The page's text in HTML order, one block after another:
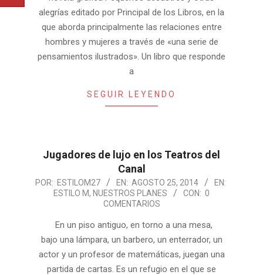
alegrías editado por Principal de los Libros, en la
que aborda principalmente las relaciones entre
hombres y mujeres a través de «una serie de
pensamientos ilustrados». Un libro que responde
a
SEGUIR LEYENDO
Jugadores de lujo en los Teatros del
Canal
2014-
POR: ESTILOM27 EN: AGOSTO 25, 2014
EN:
ESTILO M, NUESTROS PLANES CON: 0
COMENTARIOS
En un piso antiguo, en torno a una mesa,
bajo una lámpara, un barbero, un enterrador, un
actor y un profesor de matemáticas, juegan una
partida de cartas. Es un refugio en el que se